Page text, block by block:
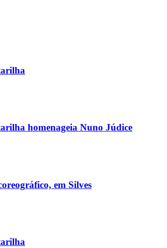
homenageia Nuno Júdice
em Silves